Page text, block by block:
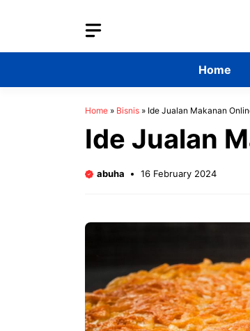
Home
Home » Bisnis » Ide Jualan Makanan
Ide Jualan
abuha 16 February 2024